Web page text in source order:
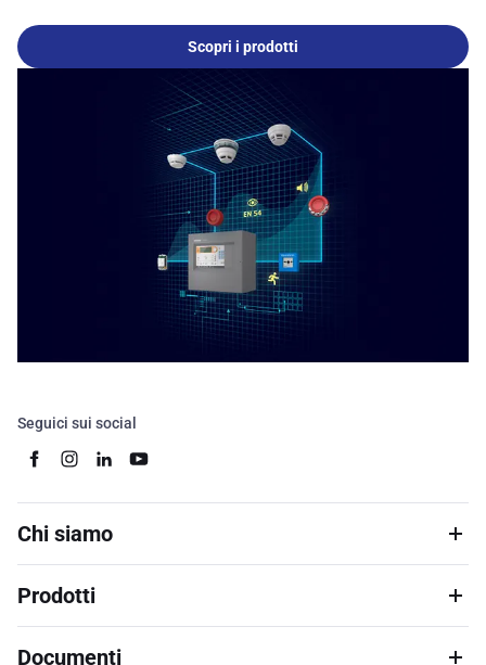
Scopri i prodotti
Seguici sui social
Chi siamo
Prodotti
Documenti